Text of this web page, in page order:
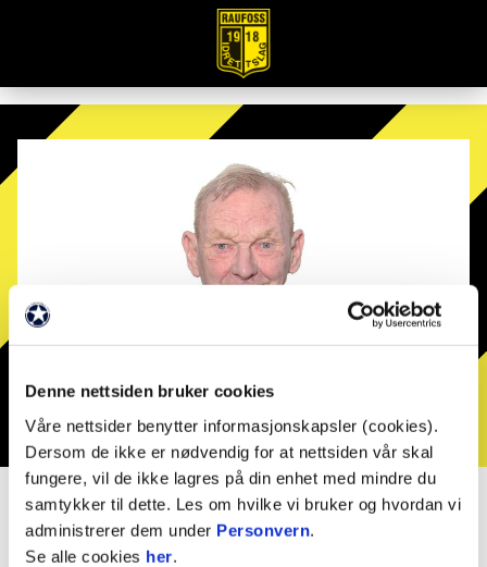
Denne nettsiden bruker cookies
Våre nettsider benytter informasjonskapsler (cookies).
Dersom de ikke er nødvendig for at nettsiden vår skal
fungere, vil de ikke lagres på din enhet med mindre du
samtykker til dette. Les om hvilke vi bruker og hvordan vi
administrerer dem under Personvern.
Se alle cookies her.
Finn Engen
MATERIALFORVALTER/ LEGENDE 1940 - 2025 ✝️